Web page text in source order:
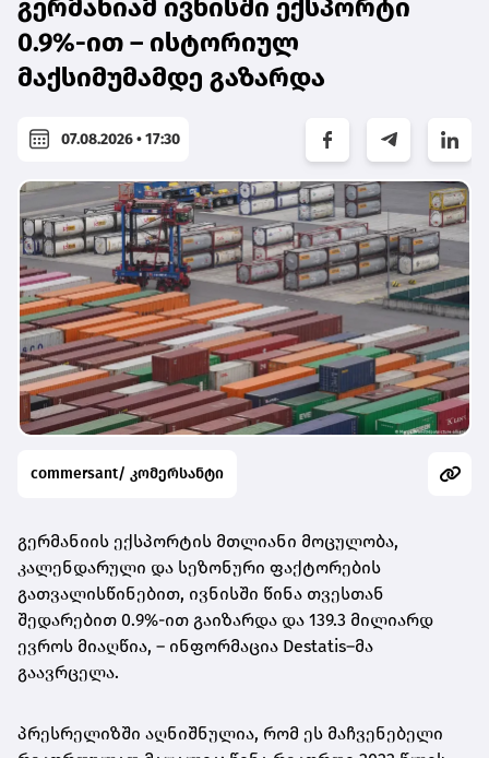
გერმანიამ ივნისში ექსპორტი
0.9%-ით – ისტორიულ
მაქსიმუმამდე გაზარდა
07.08.2026 • 17:30
commersant/ კომერსანტი
გერმანიის ექსპორტის მთლიანი მოცულობა,
კალენდარული და სეზონური ფაქტორების
გათვალისწინებით, ივნისში წინა თვესთან
შედარებით 0.9%-ით გაიზარდა და 139.3 მილიარდ
ევროს მიაღწია, – ინფორმაცია Destatis–მა
გაავრცელა.
პრესრელიზში აღნიშნულია, რომ ეს მაჩვენებელი